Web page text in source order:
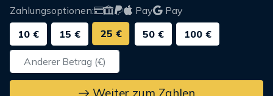
Zahlungsoptionen: Pay
Pay
10 €
15 € 25 € 50 € 100 €